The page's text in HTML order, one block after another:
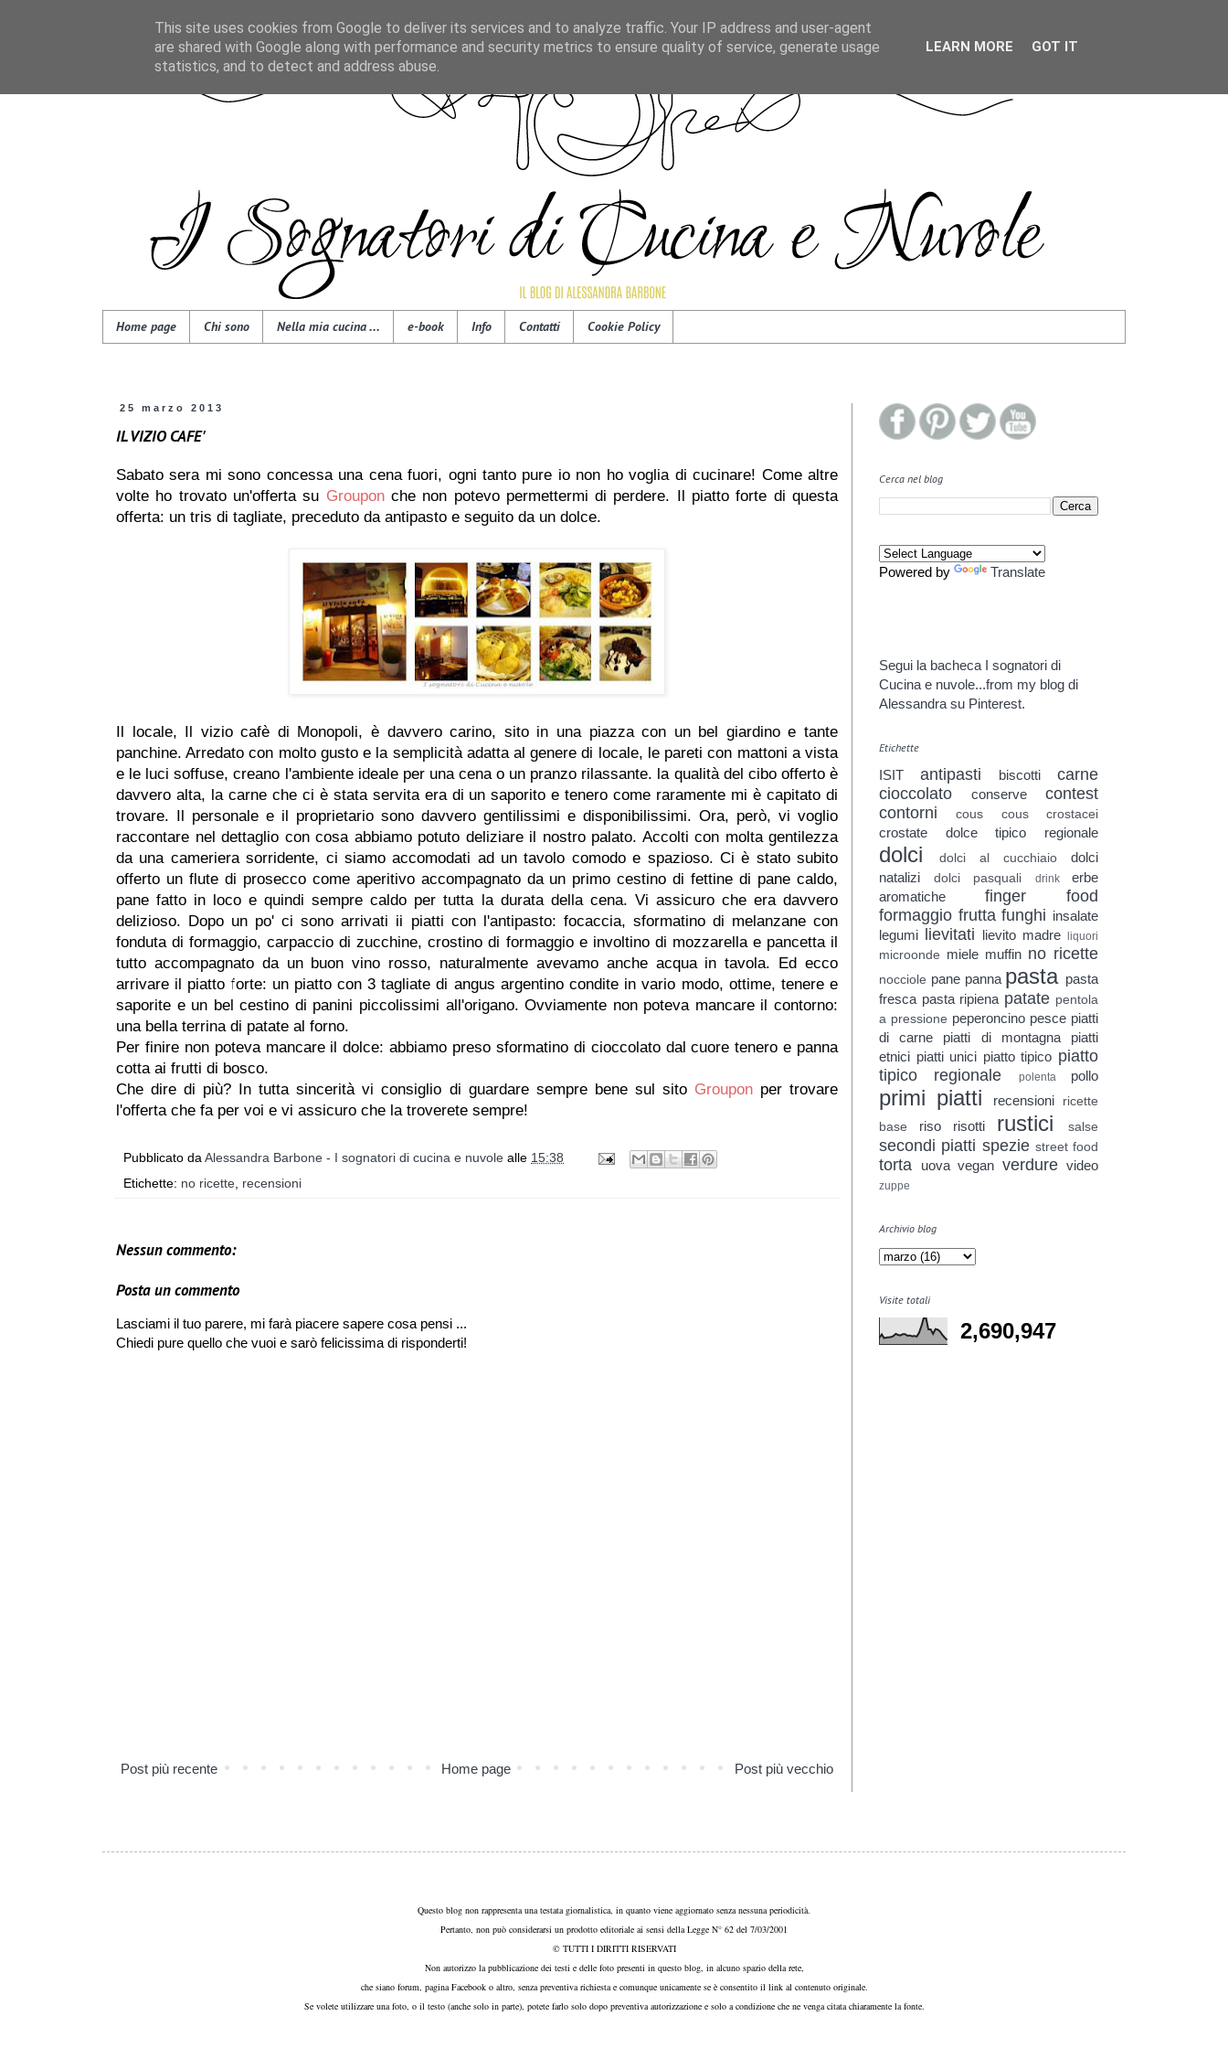
Home page Chi sono Nella mia cucina ... e-book Info Contatti Cookie Policy
25 marzo 2013
IL VIZIO CAFE'
Sabato sera mi sono concessa una cena fuori, ogni tanto pure io non ho voglia di cucinare! Come altre
volte ho trovato un'offerta su Grouponche non potevo permettermi di perdere. Il piatto forte di questa
offerta: un tris di tagliate, preceduto da antipasto e seguito da un dolce.
Il locale, Il vizio cafè di Monopoli, è davvero carino, sito in una piazza con un bel giardino e tante
panchine. Arredato con molto gusto e la semplicità adatta al genere di locale, le pareti con mattoni a vista
e le luci soffuse, creano l'ambiente ideale per una cena o un pranzo rilassante. la qualità del cibo offerto è
davvero alta, la carne che ci è stata servita era di un saporito e tenero come raramente mi è capitato di
trovare. Il personale e il proprietario sono davvero gentilissimi e disponibilissimi. Ora, però, vi voglio
raccontare nel dettaglio con cosa abbiamo potuto deliziare il nostro palato. Accolti con molta gentilezza
da una cameriera sorridente, ci siamo accomodati ad un tavolo comodo e spazioso. Ci è stato subito
offerto un flute di prosecco come aperitivo accompagnato da un primo cestino di fettine di pane caldo,
pane fatto in loco e quindi sempre caldo per tutta la durata della cena. Vi assicuro che era davvero
delizioso. Dopo un po' ci sono arrivati ii piatti con l'antipasto: focaccia, sformatino di melanzane con
fonduta di formaggio, carpaccio di zucchine, crostino di formaggio e involtino di mozzarella e pancetta il
tutto accompagnato da un buon vino rosso, naturalmente avevamo anche acqua in tavola. Ed ecco
arrivare il piatto forte: un piatto con 3 tagliate di angus argentino condite in vario modo, ottime, tenere e
saporite e un bel cestino di panini piccolissimi all'origano. Ovviamente non poteva mancare il contorno:
una bella terrina di patate al forno.
Per finire non poteva mancare il dolce: abbiamo preso sformatino di cioccolato dal cuore tenero e panna
cotta ai frutti di bosco.
Che dire di più? In tutta sincerità vi consiglio di guardare sempre bene sul sito Grouponper trovare
l'offerta che fa per voi e vi assicuro che la troverete sempre!
Pubblicato da Alessandra Barbone - I sognatori di cucina e nuvole alle 15:38
Etichette: no ricette recensioni
Nessun commento:
Posta un commento
Lasciami il tuo parere, mi farà piacere sapere cosa pensi ...
Chiedi pure quello che vuoi e sarò felicissima di risponderti!
Post più recente Post più vecchio
Home page
Cerca nel blog
Powered by Translate
Segui la bacheca I sognatori di
Cucina e nuvole...from my blog di
Alessandra su Pinterest.
Etichette
ISIT antipasti biscotti
carne
cioccolato
conserve
contest
contorni
cous cous crostacei
crostate dolce tipico regionale
dolci dolci al cucchiaio
dolci
natalizi
dolci pasquali drink
erbe
aromatiche
finger food
formaggio frutta funghi insalate
legumi lievitati lievito madre liquori
microonde miele muffin no ricette
nocciole pane panna pasta pasta
fresca pasta ripiena patate pentola
a pressione peperoncino pesce piatti
di carne
piatti di montagna
piatti
etnici piatti unici piatto tipico piatto
tipico regionale
polenta pollo
primi piatti recensioni
ricette
base
riso risotti rustici salse
secondi piatti spezie street food
torta uova vegan verdure video
zuppe
Archivio blog
Visite totali
2,690,947
Questo blog non rappresenta una testata giornalistica, in quanto viene aggiornato senza nessuna periodicità.
Pertanto, non può considerarsi un prodotto editoriale ai sensi della Legge N° 62 del 7/03/2001
© TUTTI I DIRITTI RISERVATI
Non autorizzo la pubblicazione dei testi e delle foto presenti in questo blog, in alcuno spazio della rete,
che siano forum, pagina Facebook o altro, senza preventiva richiesta e comunque unicamente se è consentito il link al contenuto originale.
Se volete utilizzare una foto, o il testo (anche solo in parte), potete farlo solo dopo preventiva autorizzazione e solo a condizione che ne venga citata chiaramente la fonte.
This site uses cookies from Google to deliver its services and to analyze traffic. Your IP address and user-agent
are shared with Google along with performance and security metrics to ensure quality of service, generate usage
statistics, and to detect and address abuse.
LEARN MORE GOT IT